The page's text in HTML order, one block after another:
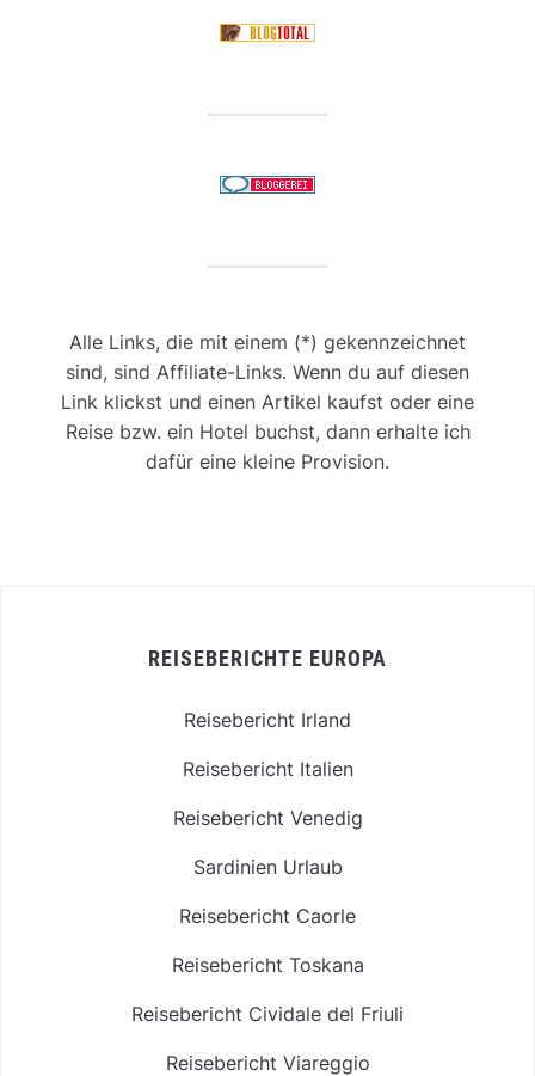
Alle Links, die mit einem (*) gekennzeichnet
sind, sind Affiliate-Links. Wenn du auf diesen
Link klickst und einen Artikel kaufst oder eine
Reise bzw. ein Hotel buchst, dann erhalte ich
dafür eine kleine Provision.
REISEBERICHTE EUROPA
Reisebericht Irland
Reisebericht Italien
Reisebericht Venedig
Sardinien Urlaub
Reisebericht Caorle
Reisebericht Toskana
Reisebericht Cividale del Friuli
Reisebericht Viareggio